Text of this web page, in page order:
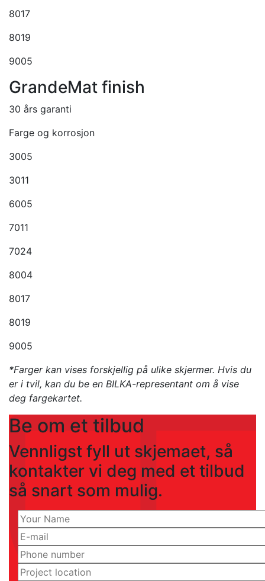
8017
8019
9005
GrandeMat finish
30 års garanti
Farge og korrosjon
3005
3011
6005
7011
7024
8004
8017
8019
9005
*Farger kan vises forskjellig på ulike skjermer. Hvis du
er i tvil, kan du be en BILKA-representant om å vise
deg fargekartet.
Be om et tilbud
Vennligst fyll ut skjemaet, så
kontakter vi deg med et tilbud
så snart som mulig.